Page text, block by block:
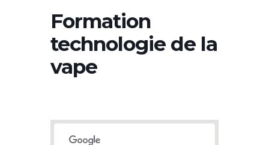
Formation
technologie de la
vape